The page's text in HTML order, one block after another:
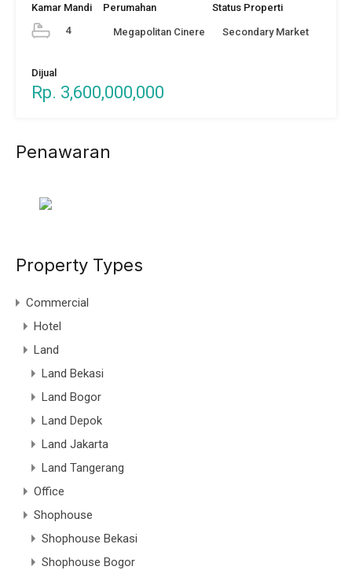
Kamar Mandi
4
Perumahan
Megapolitan Cinere
Status Properti
Secondary Market
Dijual
Rp. 3,600,000,000
Penawaran
Property Types
Commercial
Hotel
Land
Land Bekasi
Land Bogor
Land Depok
Land Jakarta
Land Tangerang
Office
Shophouse
Shophouse Bekasi
Shophouse Bogor